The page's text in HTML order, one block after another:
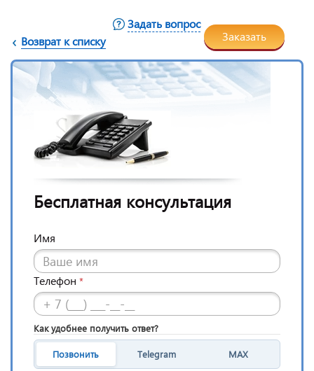
Возврат к списку
Задать вопрос
Заказать
Бесплатная консультация
Имя
Телефон *
Как удобнее получить ответ?
Позвонить Telegram MAX